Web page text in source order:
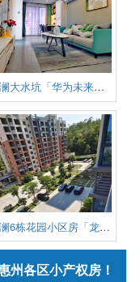
深圳观澜大水坑「华为未来城」龙
龙华观澜6栋花园小区房「龙观御
州各区小产权房！